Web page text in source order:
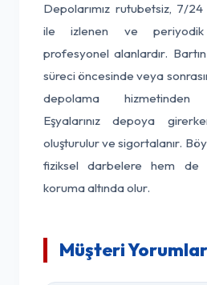
Depolarımız rutubetsiz, 7/
ile izlenen ve periyodik
profesyonel alanlardır.
süreci öncesinde veya
depolama hizmetinden
Eşyalarınız depoya
oluşturulur ve sigortalanır.
fiziksel darbelere hem de
koruma altında olur.
Müşteri